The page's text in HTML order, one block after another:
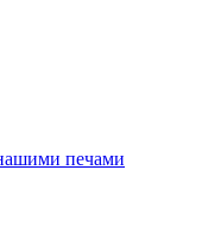
печами